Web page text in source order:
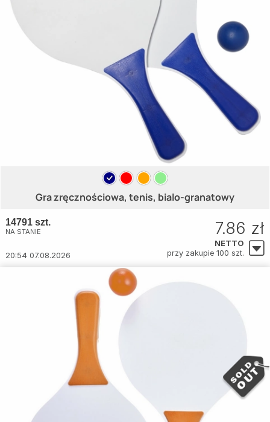
Gra zręcznościowa, tenis, bialo-granatowy
14791 szt.
NA STANIE
20:54 07.08.2026
7.86 zł
NETTO
przy zakupie 100 szt.